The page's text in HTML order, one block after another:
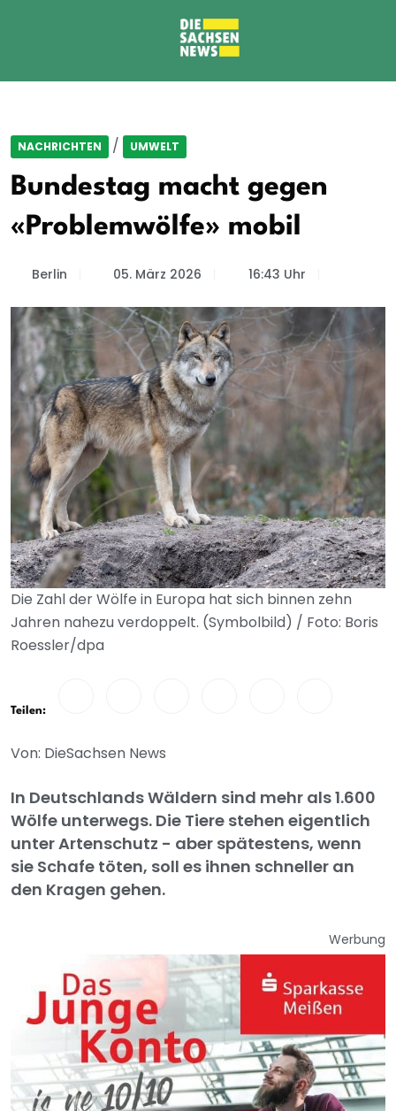
NACHRICHTEN / UMWELT
Bundestag macht gegen
«Problemwölfe» mobil
Berlin 05. März 2026 16:43 Uhr
Die Zahl der Wölfe in Europa hat sich binnen zehn
Jahren nahezu verdoppelt. (Symbolbild) / Foto: Boris
Roessler/dpa
Teilen:
Von: DieSachsen News
In Deutschlands Wäldern sind mehr als 1.600
Wölfe unterwegs. Die Tiere stehen eigentlich
unter Artenschutz - aber spätestens, wenn
sie Schafe töten, soll es ihnen schneller an
den Kragen gehen.
Werbung